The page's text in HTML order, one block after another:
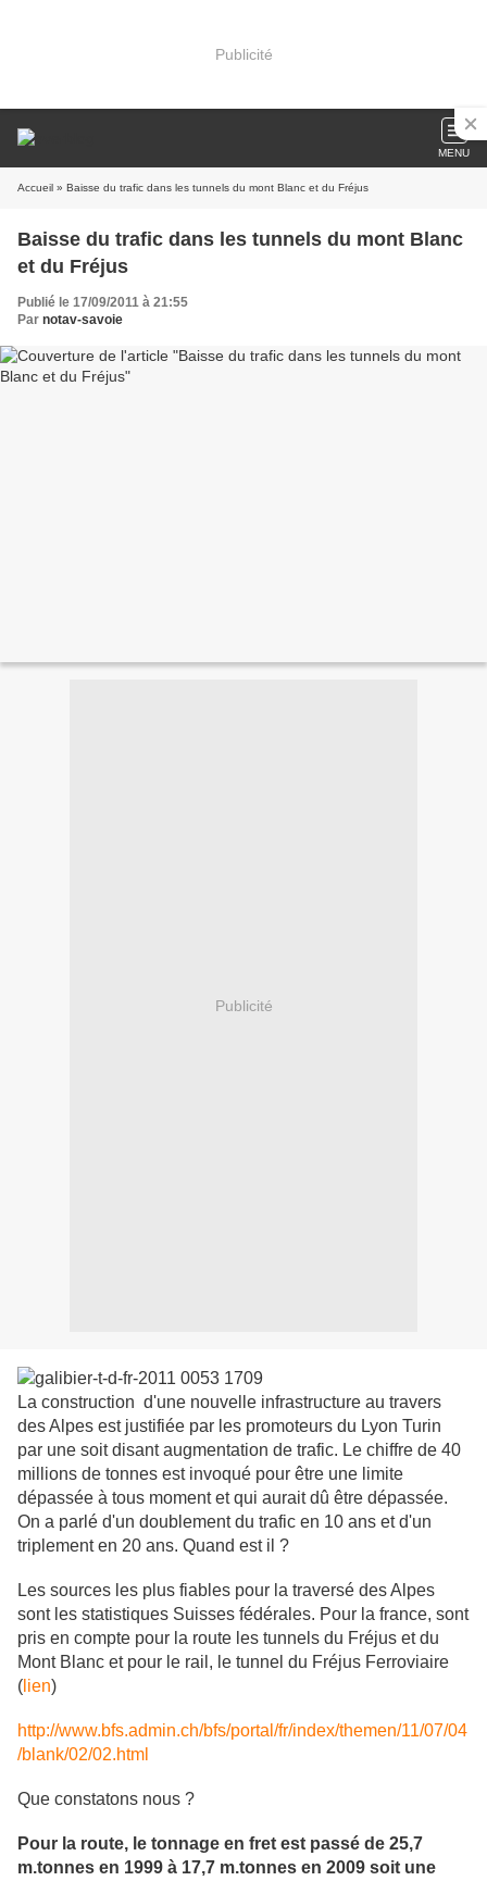
Publicité
MENU
Accueil » Baisse du trafic dans les tunnels du mont Blanc et du Fréjus
Baisse du trafic dans les tunnels du mont Blanc
et du Fréjus
Publié le 17/09/2011 à 21:55
Par notav-savoie
Publicité
La construction d'une nouvelle infrastructure au travers
des Alpes est justifiée par les promoteurs du Lyon Turin
par une soit disant augmentation de trafic. Le chiffre de 40
millions de tonnes est invoqué pour être une limite
dépassée à tous moment et qui aurait dû être dépassée.
On a parlé d'un doublement du trafic en 10 ans et d'un
triplement en 20 ans. Quand est il ?
Les sources les plus fiables pour la traversé des Alpes
sont les statistiques Suisses fédérales. Pour la france, sont
pris en compte pour la route les tunnels du Fréjus et du
Mont Blanc et pour le rail, le tunnel du Fréjus Ferroviaire
( lien)
http://www.bfs.admin.ch/bfs/portal/fr/index/themen/11/07/04
/blank/02/02.html
Que constatons nous ?
Pour la route, le tonnage en fret est passé de 25,7
m.tonnes en 1999 à 17,7 m.tonnes en 2009 soit une